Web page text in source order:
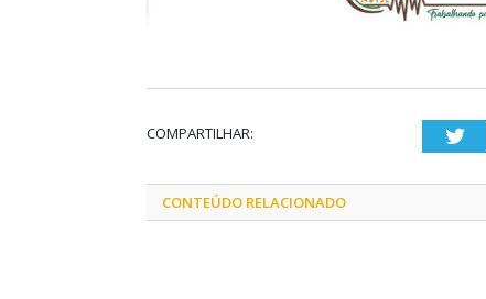
COMPARTILHAR:
CONTEÚDO RELACIONADO